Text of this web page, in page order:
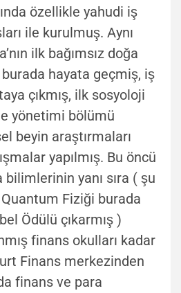
özellikle yahudi iş
ile kurulmuş. Aynı
ilk bağımsız doğa
hayata geçmiş, iş
çıkmış, ilk sosyoloji
yönetimi bölümü
beyin araştırmaları
yapılmış. Bu öncü
yanı sıra ( şu
Fiziği burada
Ödülü çıkarmış )
finans okulları kadar
Finans merkezinden
finans ve para